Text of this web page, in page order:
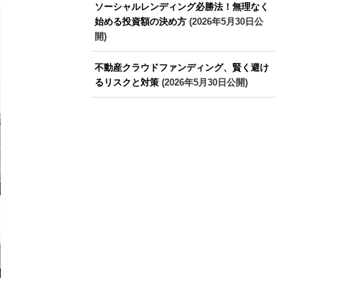
ソーシャルレンディング必勝法！無理なく
始める投資額の決め方(2026年5月30日公
開)
不動産クラウドファンディング、賢く避け
るリスクと対策(2026年5月30日公開)